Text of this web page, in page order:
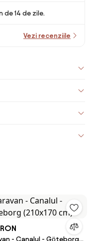
14 de zile.
Vezi recenziile
- Canalul - Göteborg